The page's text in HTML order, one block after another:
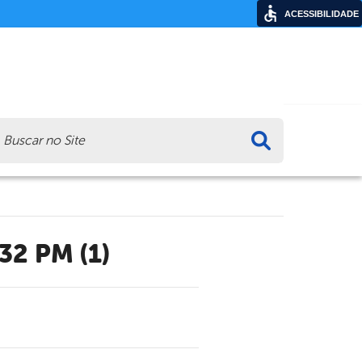
PM (1)
ACESSIBILIDADE